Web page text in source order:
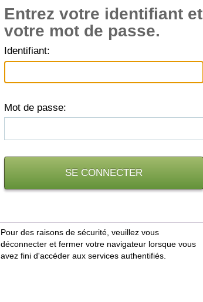
Entrez votre identifiant et
votre mot de passe.
dentifiant:
Mot de passe:
Pour des raisons de sécurité, veuillez vous
déconnecter et fermer votre navigateur lorsque vous
avez fini d'accéder aux services authentifiés.